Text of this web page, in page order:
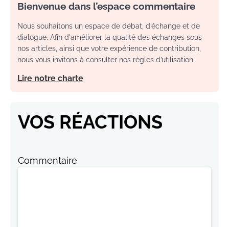
Bienvenue dans l’espace commentaire
Nous souhaitons un espace de débat, d’échange et de
dialogue. Afin d'améliorer la qualité des échanges sous
nos articles, ainsi que votre expérience de contribution,
nous vous invitons à consulter nos règles d’utilisation.
Lire notre charte
VOS RÉACTIONS
Commentaire